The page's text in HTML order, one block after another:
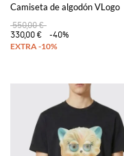
Camiseta de algodón VLogo
550,00 €
330,00 €
-40%